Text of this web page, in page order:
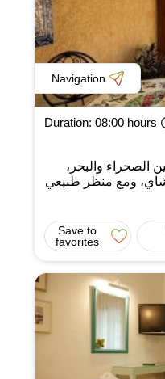
Navigation
Duration: 08:00 hours
الصحراء والبحر،
ومع منظر طبيعي
Save to
favorites